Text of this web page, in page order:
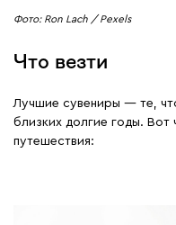
Фото: Ron Lach / Pexels
Что везти
Лучшие сувениры — те,
близких долгие годы. Вот
путешествия: